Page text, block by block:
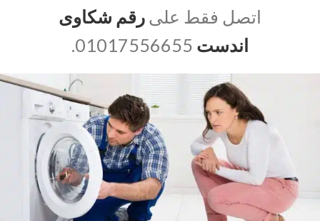
اتصل فقط على رقم شكاوى
اندست